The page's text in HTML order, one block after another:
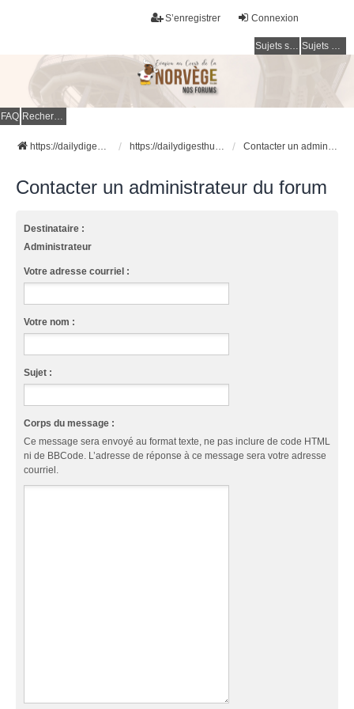
Connexion
S’enregistrer
Sujets sans réponse Sujets actifs
FAQ Rechercher
https://dailydigesthub.com https://dailydigesthub.com Contacter un administrateur du forum
Contacter un administrateur du forum
Destinataire :
Administrateur
Votre adresse courriel :
Votre nom :
Sujet :
Corps du message :
Ce message sera envoyé au format texte, ne pas inclure de code HTML
ni de BBCode. L’adresse de réponse à ce message sera votre adresse
courriel.